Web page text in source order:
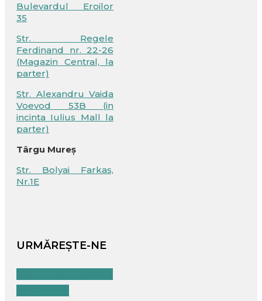
Bulevardul Eroilor
35
Str. Regele
Ferdinand nr. 22-26
(Magazin Central, la
parter)
Str. Alexandru Vaida
Voevod 53B (in
incinta Iulius Mall la
parter)
Târgu Mureș
Str. Bolyai Farkas,
Nr.1E
URMĂREȘTE-NE